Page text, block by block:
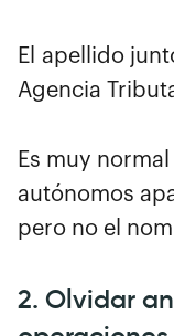
El apellido
Agencia
Es muy
autónomos
pero no el
2. Olvidar